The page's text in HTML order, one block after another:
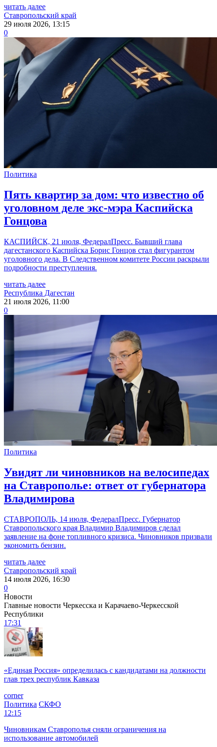
читать далее
Ставропольский край
29 июля 2026, 13:15
0
Политика
Пять квартир за дом: что известно об
уголовном деле экс-мэра Каспийска
Гонцова
КАСПИЙСК, 21 июля, ФедералПресс. Бывший глава
дагестанского Каспийска Борис Гонцов стал фигурантом
уголовного дела. В Следственном комитете России раскрыли
подробности преступления.
читать далее
Республика Дагестан
21 июля 2026, 11:00
0
Политика
Увидят ли чиновников на велосипедах
на Ставрополье: ответ от губернатора
Владимирова
СТАВРОПОЛЬ, 14 июля, ФедералПресс. Губернатор
Ставропольского края Владимир Владимиров сделал
заявление на фоне топливного кризиса. Чиновников призвали
экономить бензин.
читать далее
Ставропольский край
14 июля 2026, 16:30
0
Новости
Главные новости Черкесска и Карачаево-Черкесской
Республики
17:31
«Единая Россия» определилась с кандидатами на должности
глав трех республик Кавказа
corner
Политика СКФО
12:15
Чиновникам Ставрополья сняли ограничения на
использование автомобилей